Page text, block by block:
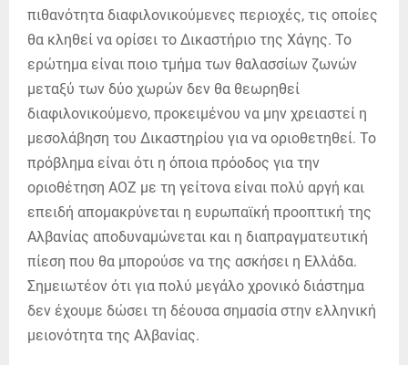
πιθανότητα διαφιλονικούμενες περιοχές, τις οποίες
θα κληθεί να ορίσει το Δικαστήριο της Χάγης. Το
ερώτημα είναι ποιο τμήμα των θαλασσίων ζωνών
μεταξύ των δύο χωρών δεν θα θεωρηθεί
διαφιλονικούμενο, προκειμένου να μην χρειαστεί η
μεσολάβηση του Δικαστηρίου για να οριοθετηθεί. Το
πρόβλημα είναι ότι η όποια πρόοδος για την
οριοθέτηση ΑΟΖ με τη γείτονα είναι πολύ αργή και
επειδή απομακρύνεται η ευρωπαϊκή προοπτική της
Αλβανίας αποδυναμώνεται και η διαπραγματευτική
πίεση που θα μπορούσε να της ασκήσει η Ελλάδα.
Σημειωτέον ότι για πολύ μεγάλο χρονικό διάστημα
δεν έχουμε δώσει τη δέουσα σημασία στην ελληνική
μειονότητα της Αλβανίας.